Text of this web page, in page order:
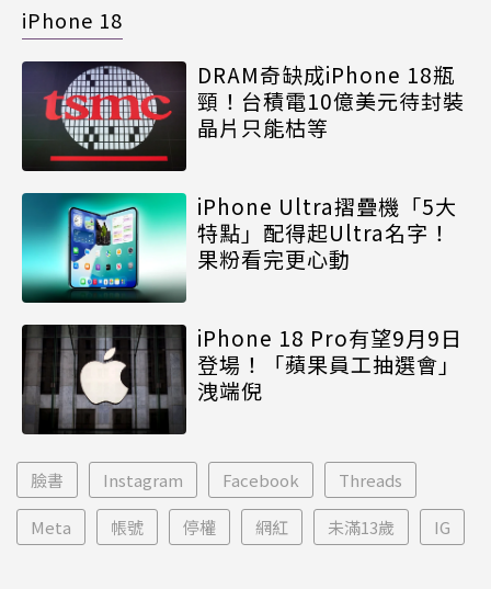
iPhone 18
DRAM奇缺成iPhone 18瓶
頸！台積電10億美元待封裝
晶片只能枯等
iPhone Ultra摺疊機「5大
特點」配得起Ultra名字！
果粉看完更心動
iPhone 18 Pro有望9月9日
登場！「蘋果員工抽選會」
洩端倪
臉書 Instagram Facebook Threads
Meta 帳號 停權 網紅 未滿13歲 IG